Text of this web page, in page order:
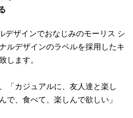
デザインでおなじみのモーリス シ
ルデザインのラベルを採用したキ
します。
「カジュアルに、友人達と楽し
で、食べて、楽しんで欲しい」